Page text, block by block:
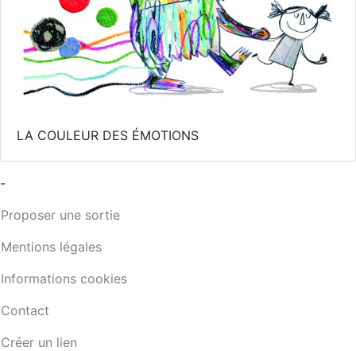
LA COULEUR DES ÉMOTIONS
-
Proposer une sortie
Mentions légales
Informations cookies
Contact
Créer un lien